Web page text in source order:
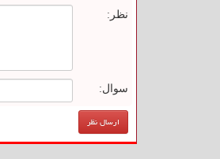
نظر:
سوال: